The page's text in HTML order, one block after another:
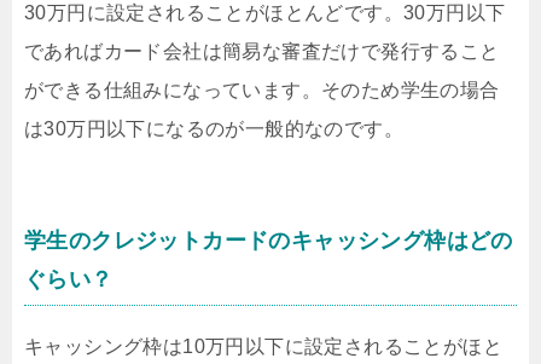
30万円に設定されることがほとんどです。30万円以下
であればカード会社は簡易な審査だけで発行すること
ができる仕組みになっています。そのため学生の場合
は30万円以下になるのが一般的なのです。
学生のクレジットカードのキャッシング枠はどの
ぐらい？
キャッシング枠は10万円以下に設定されることがほと